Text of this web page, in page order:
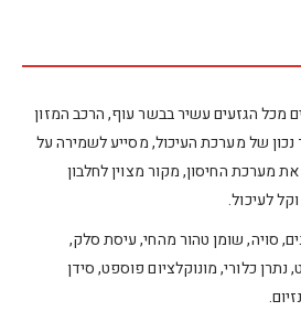
מכל הגזעים עשיר בבשר עוף, הרכב המזון
נכון של מערכת העיכול, מסייע לשמירה על
מערכת החיסון, מקור מצוין לחלבון
לעיכול.
טחון (30%), דגנים, סויה, שומן טהור מהחי, עיסת סלק,
כלורי, מונוקלציום פוספט, סידן